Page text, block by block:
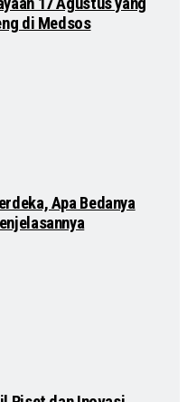
di Medsos
Apa Bedanya